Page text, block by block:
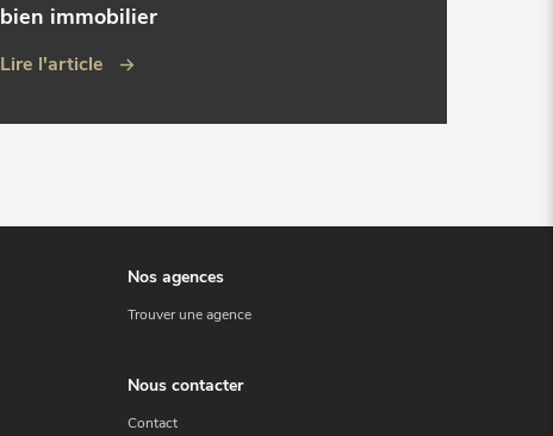
bien immobilier
Lire l'article
Nos agences
Trouver une agence
Nous contacter
Contact